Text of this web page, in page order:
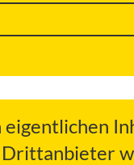
eigentlichen
Drittanbieter